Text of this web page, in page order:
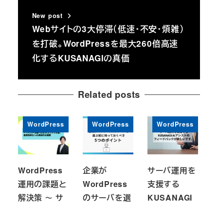
New post
Webサイトの3大停滞（低速・不安・煩雑）
を打破。WordPressを最大260倍高速
化するKUSANAGIの真価
Related posts
WordPress
WordPress
運用の課題と
解決策 ～ サ
WordPress
企業が
WordPress
のサーバを選
WordPress
サーバ運用を
支援する
KUSANAGI